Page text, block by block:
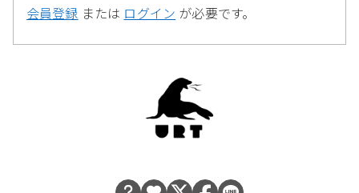
会員登録 または ログイン が必要です。